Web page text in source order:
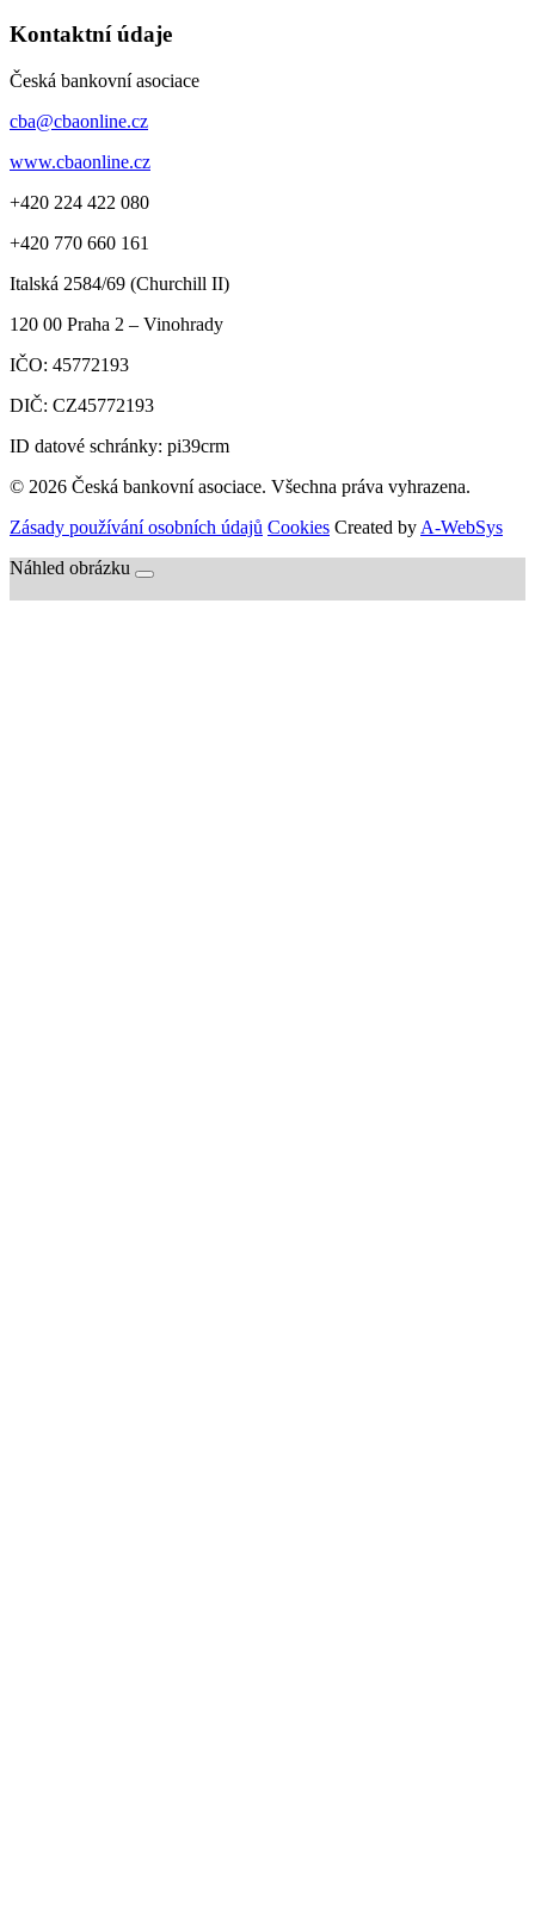
Kontaktní údaje
Česká bankovní asociace
cba@cbaonline.cz
www.cbaonline.cz
+420 224 422 080
+420 770 660 161
Italská 2584/69 (Churchill II)
120 00 Praha 2 – Vinohrady
IČO: 45772193
DIČ: CZ45772193
ID datové schránky: pi39crm
© 2026 Česká bankovní asociace. Všechna práva vyhrazena.
Zásady používání osobních údajů Cookies Created by A-WebSys
Náhled obrázku